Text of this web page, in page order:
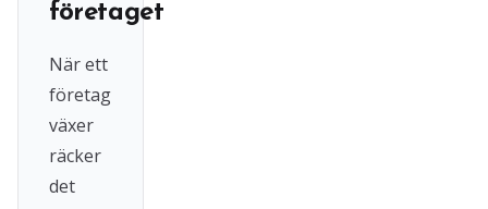
företaget
När ett
företag
växer
räcker
det